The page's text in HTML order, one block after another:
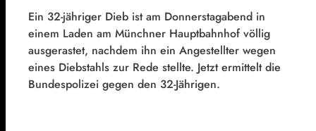
Ein 32-jähriger Dieb ist am Donnerstagabend in
einem Laden am Münchner Hauptbahnhof völlig
ausgerastet, nachdem ihn ein Angestellter wegen
eines Diebstahls zur Rede stellte. Jetzt ermittelt die
Bundespolizei gegen den 32-Jährigen.